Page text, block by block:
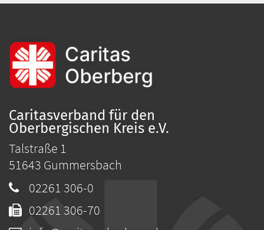
Caritasverband für den
Oberbergischen Kreis e.V.
Talstraße 1
51643 Gummersbach
02261 306-0
02261 306-70